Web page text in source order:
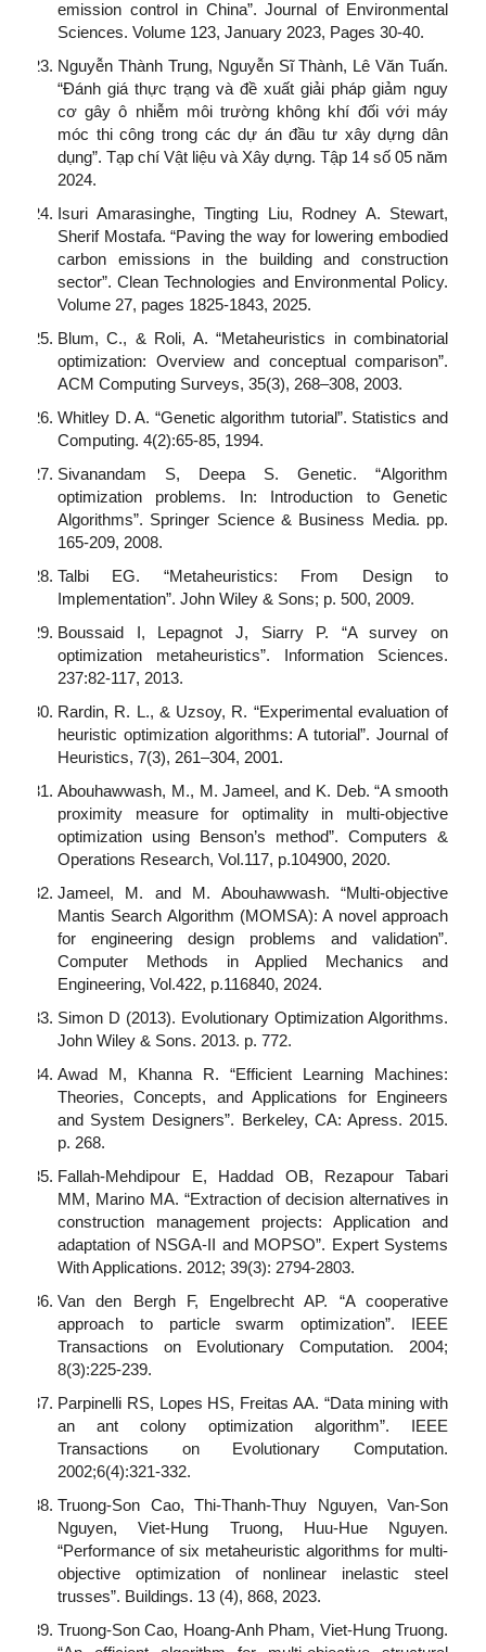
emission control in China”. Journal of Environmental
Sciences. Volume 123, January 2023, Pages 30-40.
Nguyễn Thành Trung, Nguyễn Sĩ Thành, Lê Văn Tuấn.
“Đánh giá thực trạng và đề xuất giải pháp giảm nguy
cơ gây ô nhiễm môi trường không khí đối với máy
móc thi công trong các dự án đầu tư xây dựng dân
dụng”. Tạp chí Vật liệu và Xây dựng. Tập 14 số 05 năm
2024.
Isuri Amarasinghe, Tingting Liu, Rodney A. Stewart,
Sherif Mostafa. “Paving the way for lowering embodied
carbon emissions in the building and construction
sector”. Clean Technologies and Environmental Policy.
Volume 27, pages 1825-1843, 2025.
Blum, C., & Roli, A. “Metaheuristics in combinatorial
optimization: Overview and conceptual comparison”.
ACM Computing Surveys, 35(3), 268–308, 2003.
Whitley D. A. “Genetic algorithm tutorial”. Statistics and
Computing. 4(2):65-85, 1994.
Sivanandam S, Deepa S. Genetic. “Algorithm
optimization problems. In: Introduction to Genetic
Algorithms”. Springer Science & Business Media. pp.
165-209, 2008.
Talbi EG. “Metaheuristics: From Design to
Implementation”. John Wiley & Sons; p. 500, 2009.
Boussaid I, Lepagnot J, Siarry P. “A survey on
optimization metaheuristics”. Information Sciences.
237:82-117, 2013.
Rardin, R. L., & Uzsoy, R. “Experimental evaluation of
heuristic optimization algorithms: A tutorial”. Journal of
Heuristics, 7(3), 261–304, 2001.
Abouhawwash, M., M. Jameel, and K. Deb. “A smooth
proximity measure for optimality in multi-objective
optimization using Benson’s method”. Computers &
Operations Research, Vol.117, p.104900, 2020.
Jameel, M. and M. Abouhawwash. “Multi-objective
Mantis Search Algorithm (MOMSA): A novel approach
for engineering design problems and validation”.
Computer Methods in Applied Mechanics and
Engineering, Vol.422, p.116840, 2024.
Simon D (2013). Evolutionary Optimization Algorithms.
John Wiley & Sons. 2013. p. 772.
Awad M, Khanna R. “Efficient Learning Machines:
Theories, Concepts, and Applications for Engineers
and System Designers”. Berkeley, CA: Apress. 2015.
p. 268.
Fallah-Mehdipour E, Haddad OB, Rezapour Tabari
MM, Marino MA. “Extraction of decision alternatives in
construction management projects: Application and
adaptation of NSGA-II and MOPSO”. Expert Systems
With Applications. 2012; 39(3): 2794-2803.
Van den Bergh F, Engelbrecht AP. “A cooperative
approach to particle swarm optimization”. IEEE
Transactions on Evolutionary Computation. 2004;
8(3):225-239.
Parpinelli RS, Lopes HS, Freitas AA. “Data mining with
an ant colony optimization algorithm”. IEEE
Transactions on Evolutionary Computation.
2002;6(4):321-332.
Truong-Son Cao, Thi-Thanh-Thuy Nguyen, Van-Son
Nguyen, Viet-Hung Truong, Huu-Hue Nguyen.
“Performance of six metaheuristic algorithms for multi-
objective optimization of nonlinear inelastic steel
trusses”. Buildings. 13 (4), 868, 2023.
Truong-Son Cao, Hoang-Anh Pham, Viet-Hung Truong.